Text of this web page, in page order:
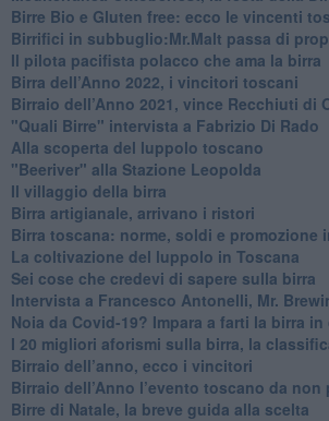
​Birre Bio e Gluten free: ecco le vincenti
​Birrifici in subbuglio:Mr.Malt passa di
​Il pilota pacifista polacco che ama la birra
​Birra dell’Anno 2022, i vincitori toscani
Birraio dell’Anno 2021, vince Recchiuti di
"Quali Birre" intervista a Fabrizio Di Rado
​Alla scoperta del luppolo toscano
"Beeriver" alla Stazione Leopolda
Il villaggio della birra
Birra artigianale, arrivano i ristori
Birra toscana: norme, soldi e promozione
La coltivazione del luppolo in Toscana
Sei cose che credevi di sapere sulla birra
Intervista a Francesco Antonelli, Mr.
Noia da Covid-19? Impara a farti la birra in
I 20 migliori aforismi sulla birra, la
​Birraio dell’anno, ecco i vincitori
​Birraio dell’Anno l’evento toscano da non
Birre di Natale, la breve guida alla scelta